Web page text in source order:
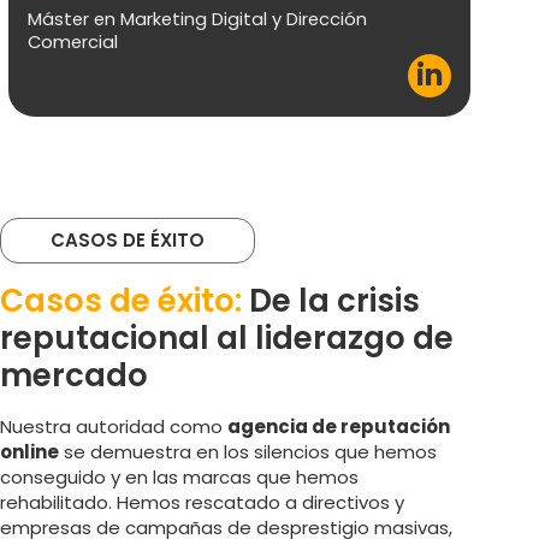
Máster en Marketing Digital y Dirección
Comercial
in
CASOS DE ÉXITO
Casos de éxito: De la crisis
reputacional al liderazgo de
mercado
Nuestra autoridad como agencia de reputación
onlinese demuestra en los silencios que hemos
conseguido y en las marcas que hemos
rehabilitado. Hemos rescatado a directivos y
empresas de campañas de desprestigio masivas,